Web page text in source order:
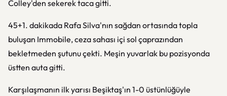
Colley'den sekerek taca gitti.
45+1. dakikada Rafa Silva'nın sağdan ortasında topla
buluşan Immobile, ceza sahası içi sol çaprazından
bekletmeden şutunu çekti. Meşin yuvarlak bu pozisyonda
üstten auta gitti.
Karşılaşmanın ilk yarısı Beşiktaş'ın 1-0 üstünlüğüyle